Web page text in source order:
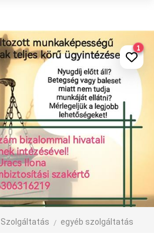
Szolgáltatás egyéb szolgáltatás
1